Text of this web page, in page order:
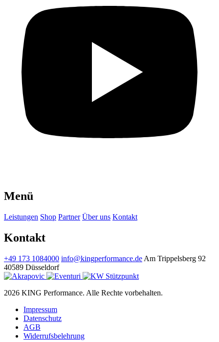
Menü
Leistungen Shop Partner Über uns Kontakt
Kontakt
+49 173 1084000 info@kingperformance.de Am Trippelsberg 92
40589 Düsseldorf
2026 KING Performance. Alle Rechte vorbehalten.
Impressum
Datenschutz
AGB
Widerrufsbelehrung